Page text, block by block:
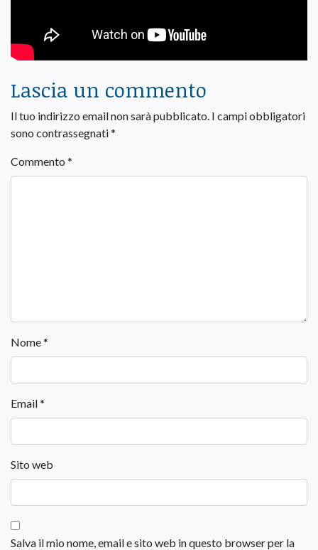
Lascia un commento
Il tuo indirizzo email non sarà pubblicato. I campi obbligatori
sono contrassegnati*
Commento *
Nome*
Email*
Sito web
Salva il mio nome, email e sito web in questo browser per la